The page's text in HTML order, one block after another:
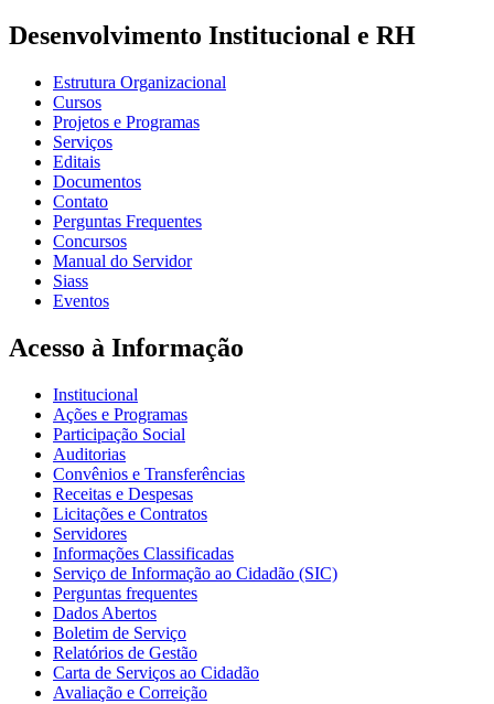
Desenvolvimento Institucional e RH
Estrutura Organizacional
Cursos
Projetos e Programas
Serviços
Editais
Documentos
Contato
Perguntas Frequentes
Concursos
Manual do Servidor
Siass
Eventos
Acesso à Informação
Institucional
Ações e Programas
Participação Social
Auditorias
Convênios e Transferências
Receitas e Despesas
Licitações e Contratos
Servidores
Informações Classificadas
Serviço de Informação ao Cidadão (SIC)
Perguntas frequentes
Dados Abertos
Boletim de Serviço
Relatórios de Gestão
Carta de Serviços ao Cidadão
Avaliação e Correição